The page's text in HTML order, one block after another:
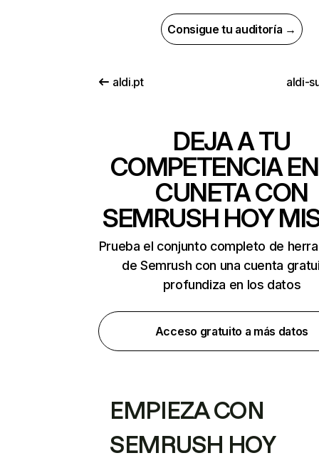
Consigue tu auditoría →
aldi.pt aldi-
DEJA A TU
COMPETENCIA
CUNETA CON
SEMRUSH HOY
Prueba el conjunto completo de
de Semrush con una cuenta
profundiza en los datos
Acceso gratuito a más datos
EMPIEZA CON
SEMRUSH HOY